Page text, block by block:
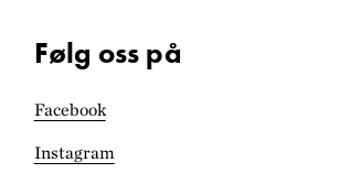
Følg oss på
Facebook
Instagram